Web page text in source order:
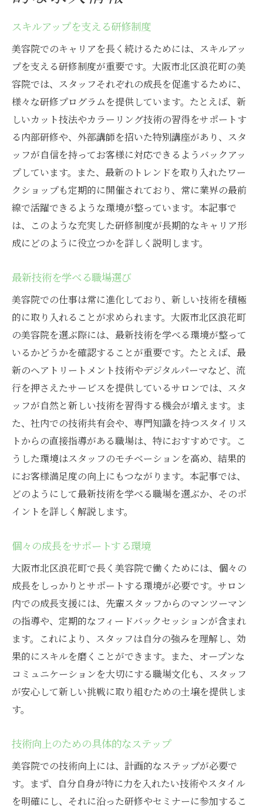
スキルアップを支える研修制度
美容院でのキャリアを長く続けるためには、スキルアッ
プを支える研修制度が重要です。大阪市北区浪花町の美
容院では、スタッフそれぞれの成長を促進するために、
様々な研修プログラムを提供しています。たとえば、新
しいカット技法やカラーリング技術の習得をサポートす
る内部研修や、外部講師を招いた特別講座があり、スタ
ッフが自信を持ってお客様に対応できるようバックアッ
プしています。また、最新のトレンドを取り入れたワー
クショップも定期的に開催されており、常に業界の最前
線で活躍できるような環境が整っています。本記事で
は、このような充実した研修制度が長期的なキャリア形
成にどのように役立つかを詳しく説明します。
最新技術を学べる職場選び
美容院での仕事は常に進化しており、新しい技術を積極
的に取り入れることが求められます。大阪市北区浪花町
の美容院を選ぶ際には、最新技術を学べる環境が整って
いるかどうかを確認することが重要です。たとえば、最
新のヘアトリートメント技術やデジタルパーマなど、流
行を押さえたサービスを提供しているサロンでは、スタ
ッフが自然と新しい技術を習得する機会が増えます。ま
た、社内での技術共有会や、専門知識を持つスタイリス
トからの直接指導がある職場は、特におすすめです。こ
うした環境はスタッフのモチベーションを高め、結果的
にお客様満足度の向上にもつながります。本記事では、
どのようにして最新技術を学べる職場を選ぶか、そのポ
イントを詳しく解説します。
個々の成長をサポートする環境
大阪市北区浪花町で長く美容院で働くためには、個々の
成長をしっかりとサポートする環境が必要です。サロン
内での成長支援には、先輩スタッフからのマンツーマン
の指導や、定期的なフィードバックセッションが含まれ
ます。これにより、スタッフは自分の強みを理解し、効
果的にスキルを磨くことができます。また、オープンな
コミュニケーションを大切にする職場文化も、スタッフ
が安心して新しい挑戦に取り組むための土壌を提供しま
す。
技術向上のための具体的なステップ
美容院での技術向上には、計画的なステップが必要で
す。まず、自分自身が特に力を入れたい技術やスタイル
を明確にし、それに沿った研修やセミナーに参加するこ